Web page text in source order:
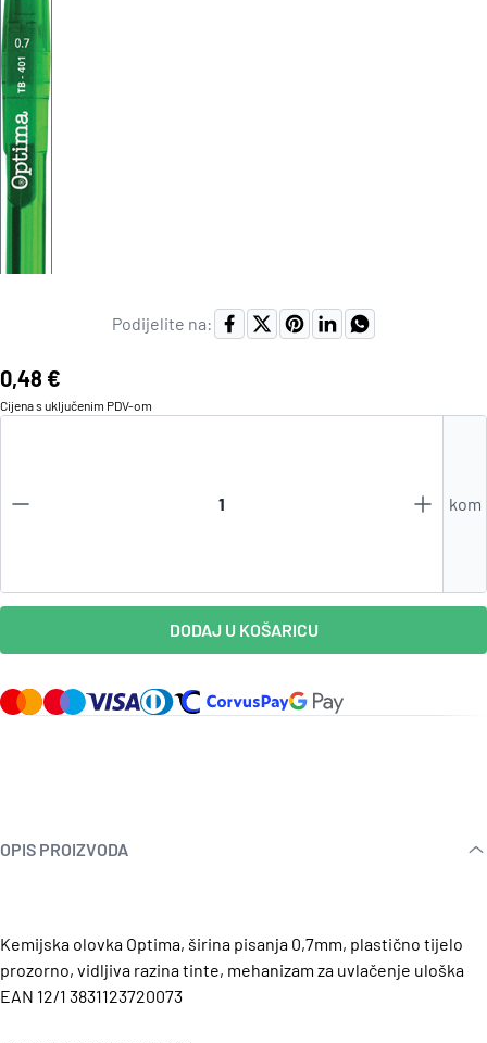
Podijelite na:
OPIS PROIZVODA
Kemijska olovka Optima, širina pisanja 0,7mm, plastično tijelo
prozorno, vidljiva razina tinte, mehanizam za uvlačenje uloška
EAN 12/1 3831123720073
Cijena:
0,48 €
Cijena s uključenim PDV-om
kom
DODAJ U KOŠARICU